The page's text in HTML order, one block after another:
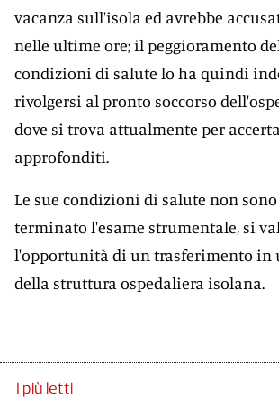
vacanza sull'isola ed avrebbe
nelle ultime ore; il peggioramento
condizioni di salute lo ha quindi
rivolgersi al pronto soccorso
dove si trova attualmente per
approfonditi.
Le sue condizioni di salute non sono
terminato l'esame strumentale, si
l'opportunità di un trasferimento in
della struttura ospedaliera isolana.
I più letti